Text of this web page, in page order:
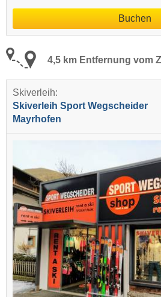
Buchen
4,5 km Entfernung vom
Skiverleih:
Skiverleih Sport Wegscheider
Mayrhofen